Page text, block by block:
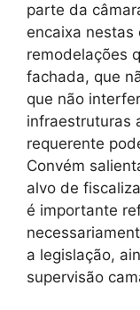
parte da
encaixa
remodelações
fachada, que
que não
infraestruturas
requerente
Convém
alvo de
é importante
a legislação,
supervisão